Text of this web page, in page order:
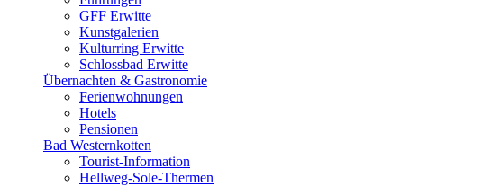
GFF Erwitte
Kunstgalerien
Kulturring Erwitte
Schlossbad Erwitte
Übernachten & Gastronomie
Ferienwohnungen
Hotels
Pensionen
Bad Westernkotten
Tourist-Information
Hellweg-Sole-Thermen